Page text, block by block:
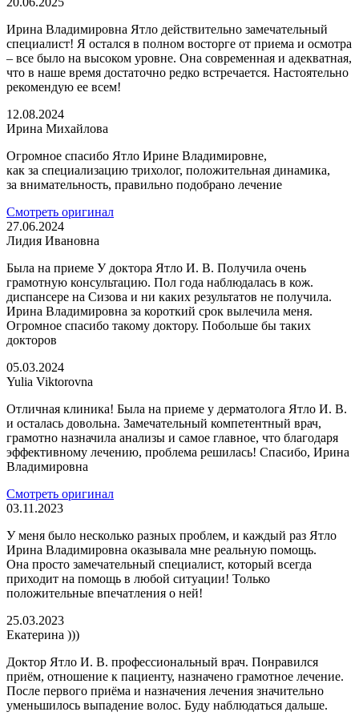
Ирина Владимировна Ятло действительно замечательный
специалист! Я остался в полном восторге от приема и осмотра
– все было на высоком уровне. Она современная и адекватная,
что в наше время достаточно редко встречается. Настоятельно
рекомендую ее всем!
12.08.2024
Ирина Михайлова
Огромное спасибо Ятло Ирине Владимировне,
как за специализацию трихолог, положительная динамика,
за внимательность, правильно подобрано лечение
Смотреть оригинал
27.06.2024
Лидия Ивановна
Была на приеме У доктора Ятло И. В. Получила очень
грамотную консультацию. Пол года наблюдалась в кож.
диспансере на Сизова и ни каких результатов не получила.
Ирина Владимировна за короткий срок вылечила меня.
Огромное спасибо такому доктору. Побольше бы таких
докторов
05.03.2024
Yulia Viktorovna
Отличная клиника! Была на приеме у дерматолога Ятло И. В.
и осталась довольна. Замечательный компетентный врач,
грамотно назначила анализы и самое главное, что благодаря
эффективному лечению, проблема решилась! Спасибо, Ирина
Владимировна
Смотреть оригинал
03.11.2023
У меня было несколько разных проблем, и каждый раз Ятло
Ирина Владимировна оказывала мне реальную помощь.
Она просто замечательный специалист, который всегда
приходит на помощь в любой ситуации! Только
положительные впечатления о ней!
25.03.2023
Екатерина )))
Доктор Ятло И. В. профессиональный врач. Понравился
приём, отношение к пациенту, назначено грамотное лечение.
После первого приёма и назначения лечения значительно
уменьшилось выпадение волос. Буду наблюдаться дальше.